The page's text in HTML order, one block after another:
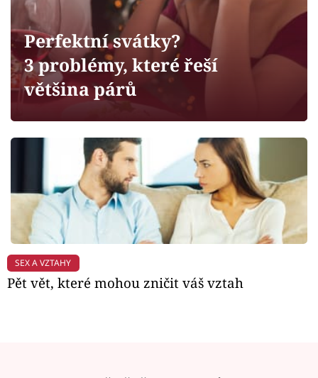
Sledujte prima+
Filmový festival Karlovy Vary
Mámy sobě
Přihlášení
Sledujte nás
Perfektní svátky?
3 problémy, které řeší
většina párů
SEX A VZTAHY
Pět vět, které mohou zničit váš vztah